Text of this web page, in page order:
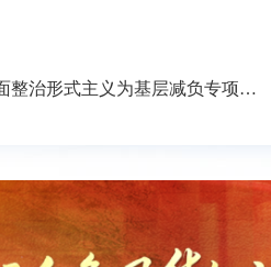
中央层面整治形式主义为基层减负专项工作...